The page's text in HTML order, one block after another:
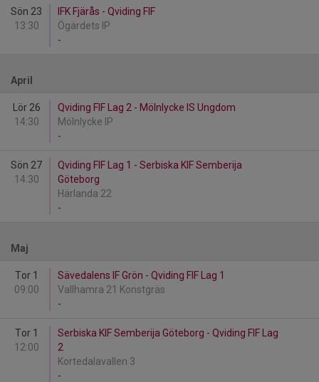
Sön 23
13:30
IFK Fjärås - Qviding FIF
Ögärdets IP
-
April
Lör 26
14:30
Qviding FIF Lag 2 - Mölnlycke IS Ungdom
Mölnlycke IP
-
Sön 27
14:30
Qviding FIF Lag 1 - Serbiska KIF Semberija
Göteborg
Härlanda 22
-
Maj
Tor 1
09:00
Sävedalens IF Grön - Qviding FIF Lag 1
Vallhamra 21 Konstgräs
-
Tor 1
12:00
Serbiska KIF Semberija Göteborg - Qviding FIF Lag
2
Kortedalavallen 3
-